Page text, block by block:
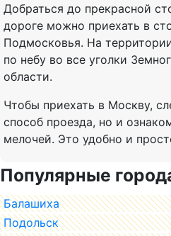
Добраться до прекрасной
дороге можно приехать в
Подмосковья. На
по небу во все уголки
области.
Чтобы приехать в Москву,
способ проезда, но и
мелочей. Это удобно и
Популярные
Балашиха
Подольск